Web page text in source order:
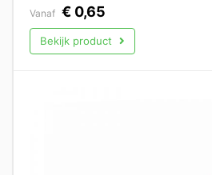
Vanaf € 0,65
Bekijk product